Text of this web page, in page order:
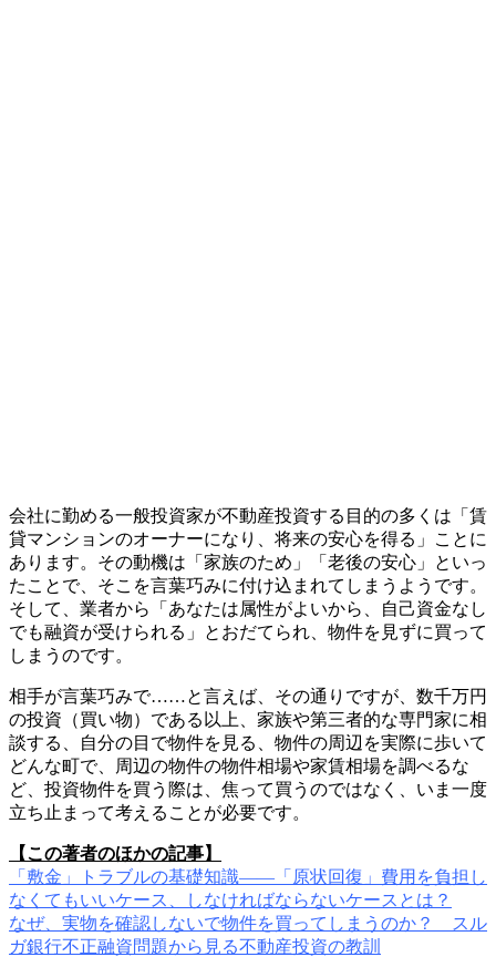
会社に勤める一般投資家が不動産投資する目的の多くは「賃
貸マンションのオーナーになり、将来の安心を得る」ことに
あります。その動機は「家族のため」「老後の安心」といっ
たことで、そこを言葉巧みに付け込まれてしまうようです。
そして、業者から「あなたは属性がよいから、自己資金なし
でも融資が受けられる」とおだてられ、物件を見ずに買って
しまうのです。
相手が言葉巧みで……と言えば、その通りですが、数千万円
の投資（買い物）である以上、家族や第三者的な専門家に相
談する、自分の目で物件を見る、物件の周辺を実際に歩いて
どんな町で、周辺の物件の物件相場や家賃相場を調べるな
ど、投資物件を買う際は、焦って買うのではなく、いま一度
立ち止まって考えることが必要です。
【この著者のほかの記事】
「敷金」トラブルの基礎知識――「原状回復」費用を負担し
なくてもいいケース、しなければならないケースとは？
なぜ、実物を確認しないで物件を買ってしまうのか？ スル
ガ銀行不正融資問題から見る不動産投資の教訓